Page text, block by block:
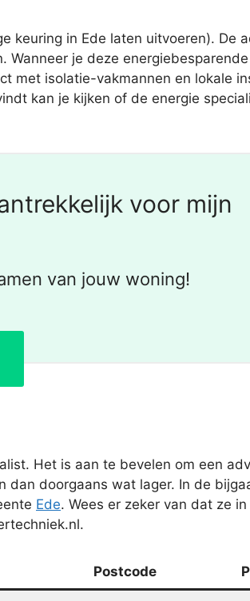
keuring in Ede laten uitvoeren). De
Wanneer je deze energiebesparende
met isolatie-vakmannen en lokale
kan je kijken of de energie
voor mijn
van jouw woning!
Het is aan te bevelen om een
dan doorgaans wat lager. In de
Ede. Wees er zeker van dat ze
Postcode